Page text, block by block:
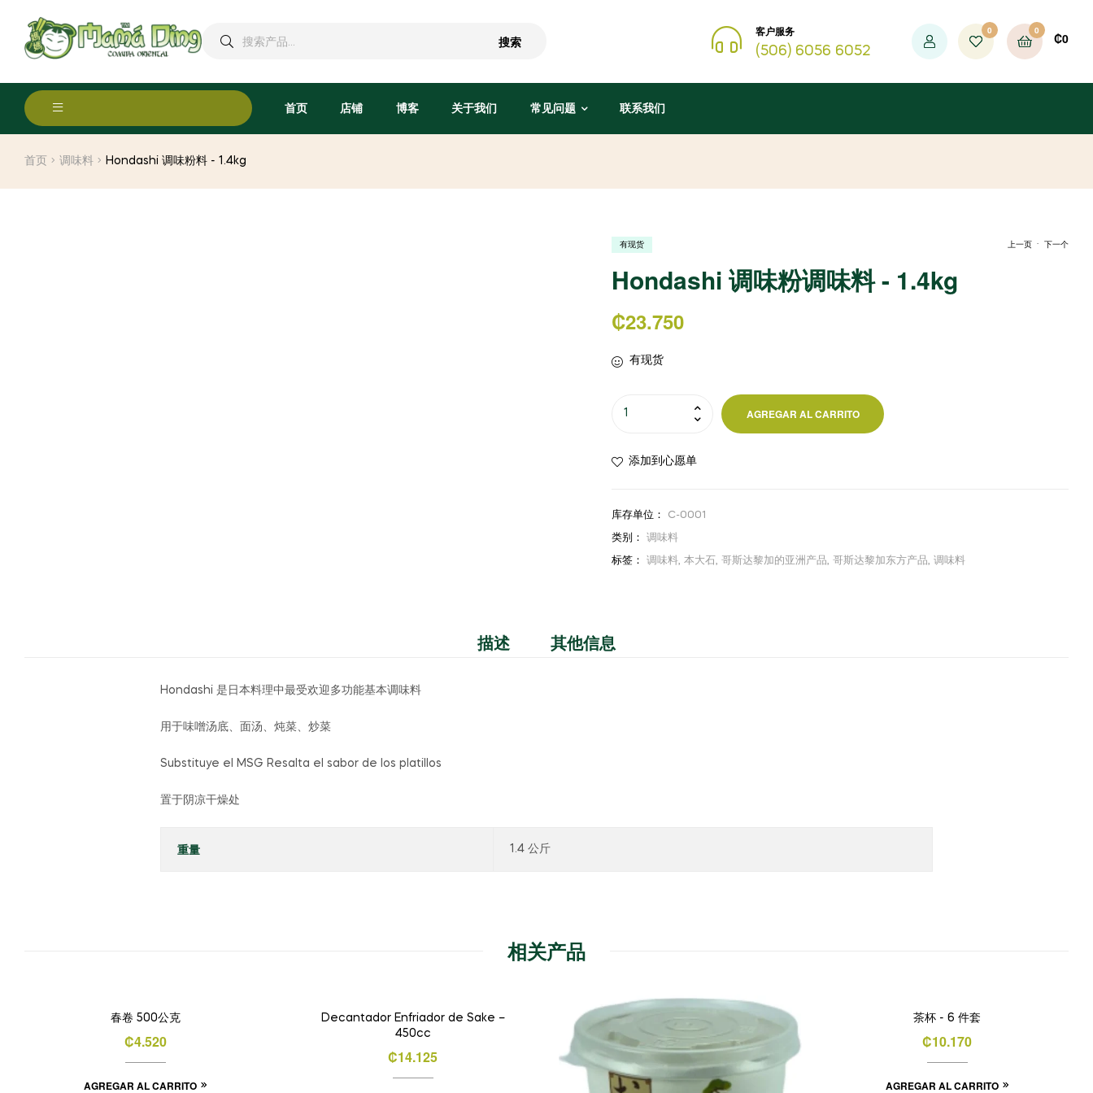
搜索
客户服务
(506) 6056 6052
0 0 ₡0
首页 店铺 博客 关于我们 常见问题 联系我们
首页 调味料 Hondashi 调味粉料 - 1.4kg
上一页 下一个
有现货
Hondashi 调味粉调味料 - 1.4kg
₡23.750
有现货
en
数
量
AGREGAR AL CARRITO
添加到心愿单
库存单位： C-0001
类别： 调味料
标签： 调味料, 本大石, 哥斯达黎加的亚洲产品, 哥斯达黎加东方产品, 调味料
描述 其他信息
Hondashi 是日本料理中最受欢迎多功能基本调味料
用于味噌汤底、面汤、炖菜、炒菜
Substituye el MSG Resalta el sabor de los platillos
置于阴凉干燥处
重量 1.4 公斤
相关产品
春卷 500公克
₡4.520
AGREGAR AL CARRITO
Decantador Enfriador de Sake –
450cc
₡14.125
茶杯 - 6 件套
₡10.170
AGREGAR AL CARRITO